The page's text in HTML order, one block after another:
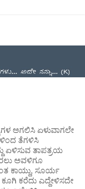
ಅಗಲಿಸಿ ಏಳುವಾಗಲೇ
ತೆಗಳಿಸಿ
ಏಳಿಸುವ ತಾಪತ್ರಯ
ಅವಳಿಗೂ
ಕಾಯ್ದು, ಸೂರ್ಯ
ಕರೆದು ಎದ್ದೇಳಿಸದೇ